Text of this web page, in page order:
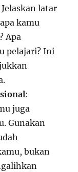
latar
kamu
Apa
pelajari? Ini
:
juga
Gunakan
bukan